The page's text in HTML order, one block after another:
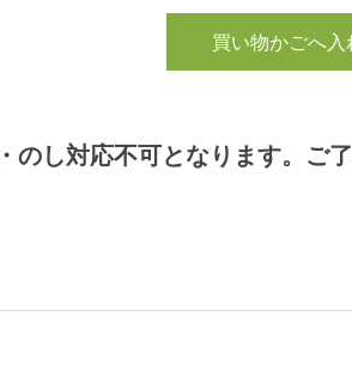
買い物かごへ入
のし対応不可となります。ご